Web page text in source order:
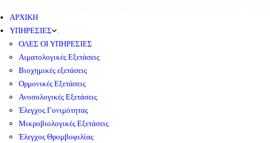
ΑΡΧΙΚΗ
ΥΠΗΡΕΣΙΕΣ
ΟΛΕΣ ΟΙ ΥΠΗΡΕΣΙΕΣ
Αιματολογικές Εξετάσεις
Βιοχημικές εξετάσεις
Ορμονικές Εξετάσεις
Ανοσολογικές Εξετάσεις
Έλεγχος Γονιμότητας
Μικροβιολογικές Εξετάσεις
Έλεγχος Θρομβοφιλίας